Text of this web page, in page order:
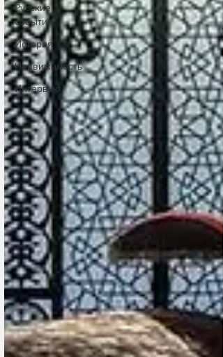
Русские
события
История
Недвижимость
Интервью